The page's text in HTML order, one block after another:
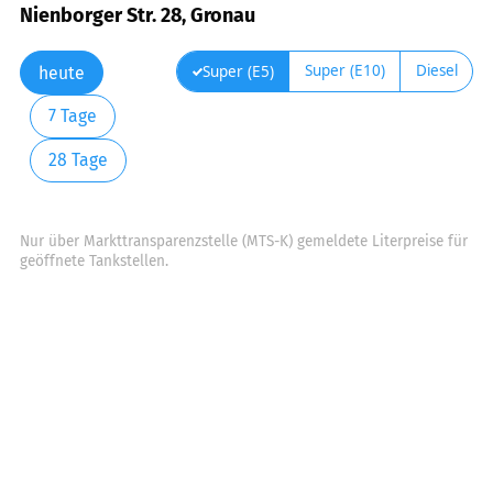
Nienborger Str. 28, Gronau
heute
7 Tage
28 Tage
Super (E5) Super (E10) Diesel
Nur über Markttransparenzstelle (MTS-K) gemeldete Literpreise für
geöffnete Tankstellen.